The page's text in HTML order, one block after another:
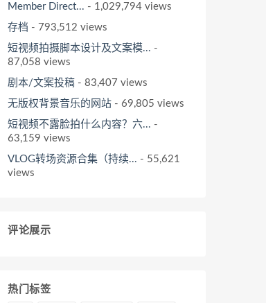
Member Direct... - 1,029,794 views
存档 - 793,512 views
短视频拍摄脚本设计及文案模... -
87,058 views
剧本/文案投稿 - 83,407 views
无版权背景音乐的网站 - 69,805 views
短视频不露脸拍什么内容？六... -
63,159 views
VLOG转场资源合集（持续... - 55,621
views
评论展示
热门标签